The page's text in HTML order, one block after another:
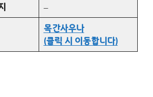
–
목간사우나
(클릭 시 이동합니다)